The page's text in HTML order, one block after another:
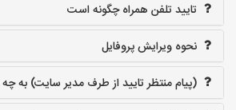
تایید تلفن همراه چگونه است
نحوه ویرایش پروفایل
(پیام منتظر تایید از طرف مدیر سایت) به